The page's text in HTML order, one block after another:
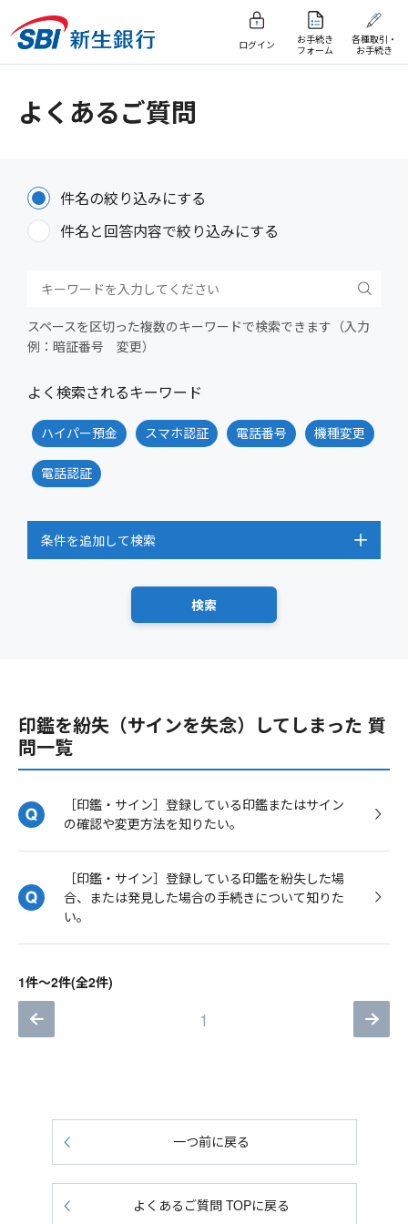
ログイン
お手続き
フォーム
各種取引・
お手続き
よくあるご質問
件名の絞り込みにする
件名と回答内容で絞り込みにする
スペースを区切った複数のキーワードで検索できます（入力
例：暗証番号 変更）
よく検索されるキーワード
ハイパー預金 スマホ認証 電話番号 機種変更
電話認証
条件を追加して検索
印鑑を紛失（サインを失念）してしまった 質
問一覧
［印鑑・サイン］登録している印鑑またはサイン
の確認や変更方法を知りたい。
［印鑑・サイン］登録している印鑑を紛失した場
合、または発見した場合の手続きについて知りた
い。
1件～2件(全2件)
1
一つ前に戻る
よくあるご質問 TOPに戻る